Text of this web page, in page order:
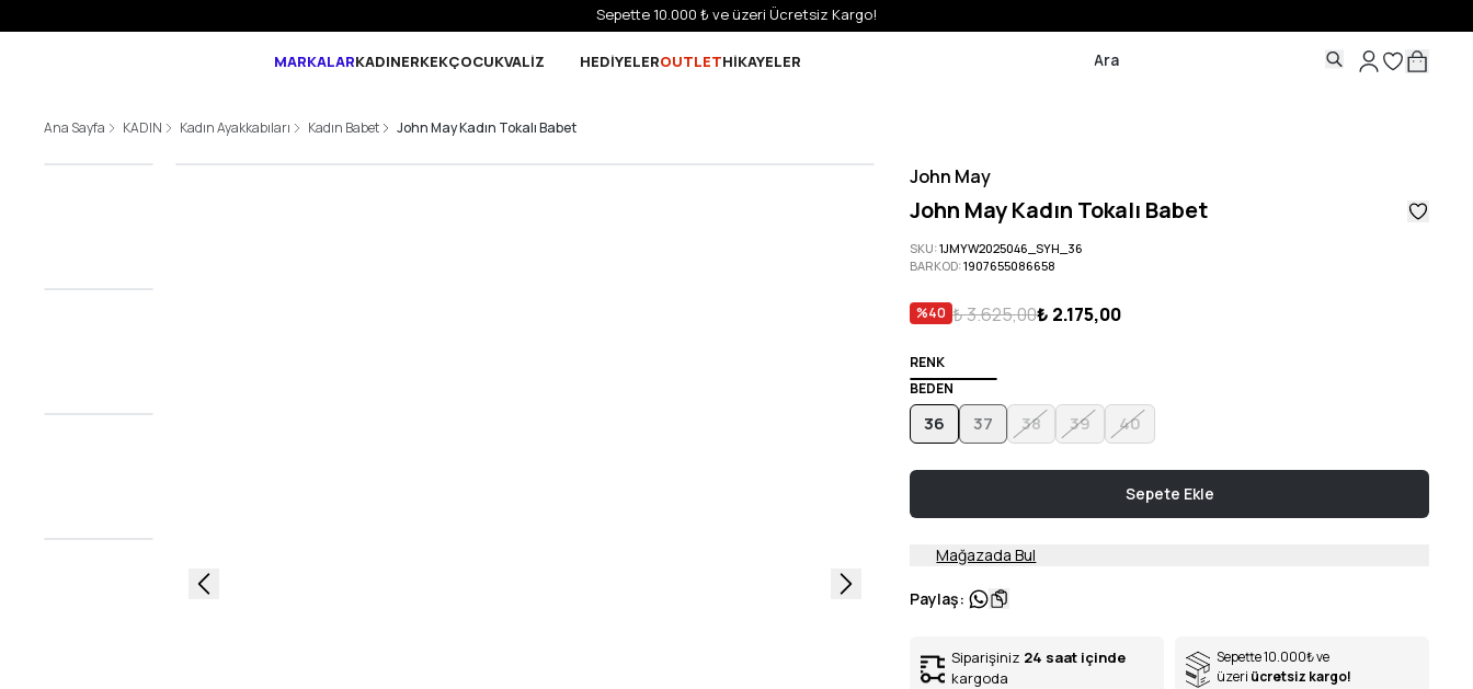
Sepette 10.000 ₺ ve üzeri Ücretsiz Kargo!
MARKALARKADINERKEKÇOCUKVALİZ HEDİYELEROUTLETHİKAYELER
Ana Sayfa KADIN Kadın Ayakkabıları Kadın Babet John May Kadın Tokalı Babet
John May
John May Kadın Tokalı Babet
SKU:1JMYW2025046_SYH_36
BARKOD:1907655086658
%40 ₺ 3.625,00₺ 2.175,00
RENK
BEDEN
36 37 38 39 40
Sepete Ekle
Mağazada Bul
Paylaş:
Siparişiniz 24 saat içinde
kargoda
Sepette 10.000₺ve
üzeri ücretsiz kargo!